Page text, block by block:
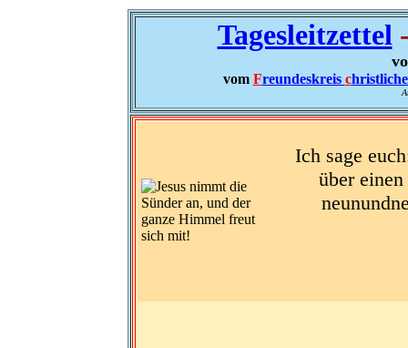
Tagesleitzettel
vom Freundeskreis c
Ich sage
über